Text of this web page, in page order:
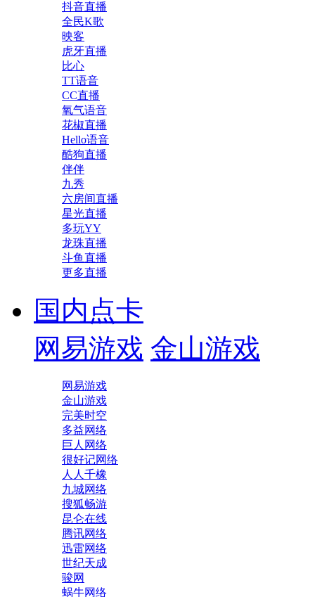
抖音直播
全民K歌
映客
虎牙直播
比心
TT语音
CC直播
氧气语音
花椒直播
Hello语音
酷狗直播
伴伴
九秀
六房间直播
星光直播
多玩YY
龙珠直播
斗鱼直播
更多直播
国内点卡
网易游戏 金山游戏
网易游戏
金山游戏
完美时空
多益网络
巨人网络
很好记网络
人人千橡
九城网络
搜狐畅游
昆仑在线
腾讯网络
迅雷网络
世纪天成
骏网
蜗牛网络